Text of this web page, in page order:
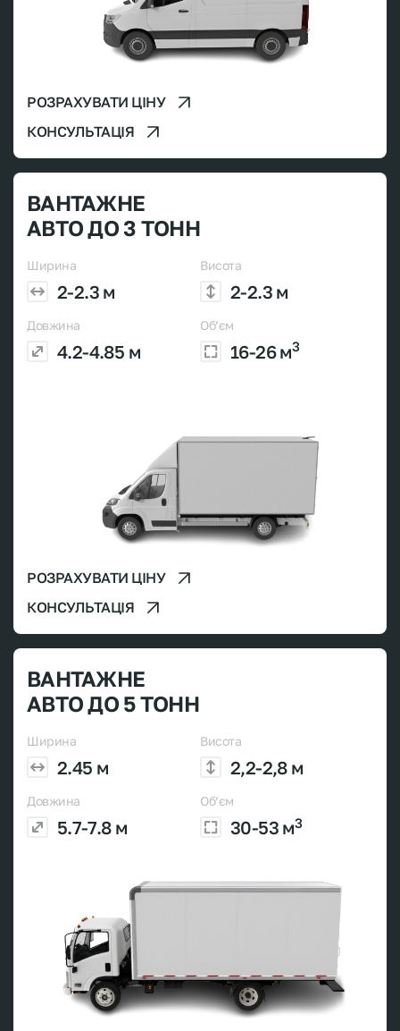
РОЗРАХУВАТИ ЦІНУ
КОНСУЛЬТАЦІЯ
ВАНТАЖНЕ
АВТО ДО 3 ТОНН
Ширина
2-2.3 м
Висота
2-2.3 м
Довжина
4.2-4.85 м
Об’єм
16-26 м3
РОЗРАХУВАТИ ЦІНУ
КОНСУЛЬТАЦІЯ
ВАНТАЖНЕ
АВТО ДО 5 ТОНН
Ширина
2.45 м
Висота
2,2-2,8 м
Довжина
5.7-7.8 м
Об’єм
30-53 м3